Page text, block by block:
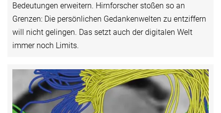
Bedeutungen erweitern. Hirnforscher stoßen so an
Grenzen: Die persönlichen Gedankenwelten zu entziffern
will nicht gelingen. Das setzt auch der digitalen Welt
immer noch Limits.